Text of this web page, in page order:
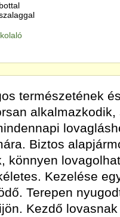
természetének
Biztos
könnyen
Kezelése
Terepen
Kezdő